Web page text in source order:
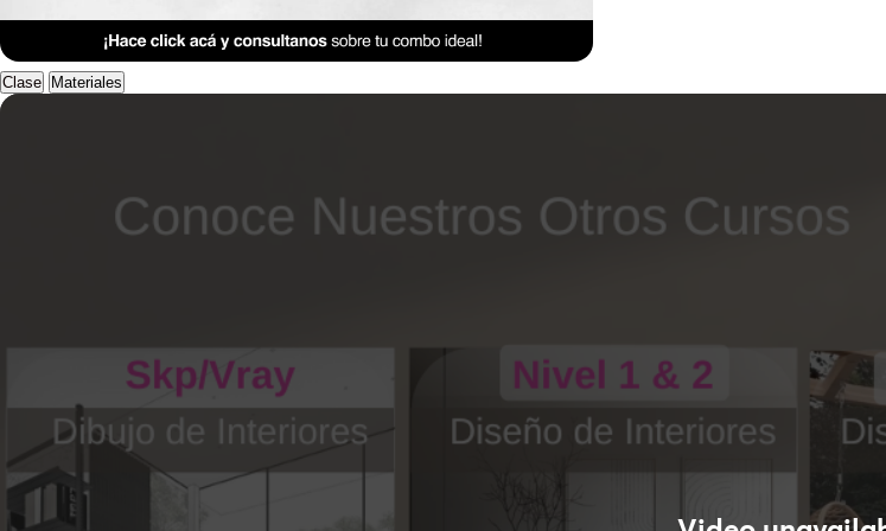
Clase 11
Clase Materiales